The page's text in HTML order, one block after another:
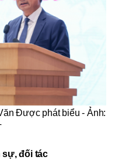
Được phát biểu - Ảnh:
sự, đối tác